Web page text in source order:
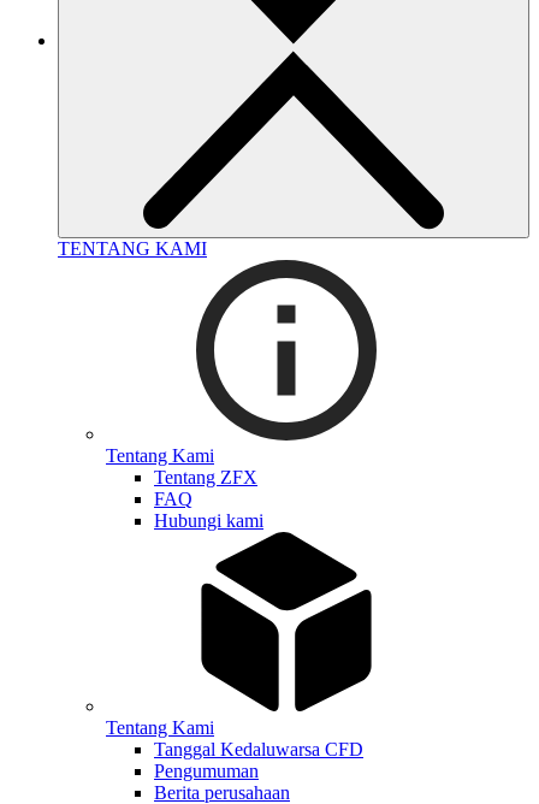
TENTANG KAMI
Tentang Kami
Tentang ZFX
FAQ
Hubungi kami
Tentang Kami
Tanggal Kedaluwarsa CFD
Pengumuman
Berita perusahaan